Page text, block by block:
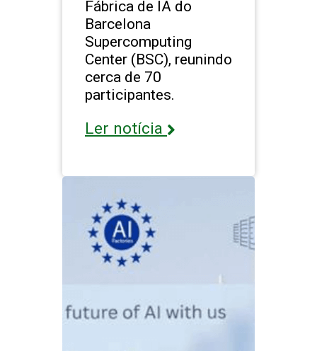
Fábrica de IA do
Barcelona
Supercomputing
Center (BSC), reunindo
cerca de 70
participantes.
Ler notícia